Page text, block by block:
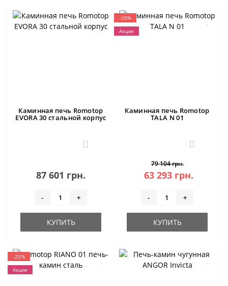
Каминная печь Romotop
EVORA 30 стальной корпус
1
87 601 грн.
- +
КУПИТЬ
-20%
Акция
Каминная печь Romotop
TALA N 01
3
79 104 грн.
63 293 грн.
- +
КУПИТЬ
-25%
Акция